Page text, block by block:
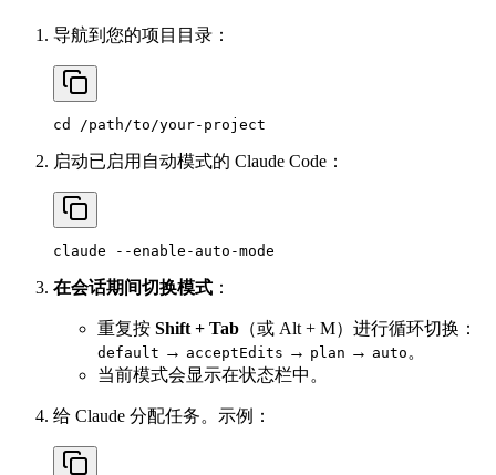
导航到您的项目目录：
启动已启用自动模式的 Claude Code：
在会话期间切换模式 ：
重复按 Shift + Tab （或 Alt + M）进行循环切换：
default → acceptEdits → plan → auto 。
当前模式会显示在状态栏中。
给 Claude 分配任务。示例：